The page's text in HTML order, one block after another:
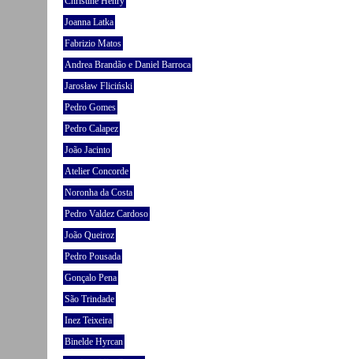
Joanna Latka
Fabrizio Matos
Andrea Brandão e Daniel Barroca
Jarosław Fliciński
Pedro Gomes
Pedro Calapez
João Jacinto
Atelier Concorde
Noronha da Costa
Pedro Valdez Cardoso
João Queiroz
Pedro Pousada
Gonçalo Pena
São Trindade
Inez Teixeira
Binelde Hyrcan